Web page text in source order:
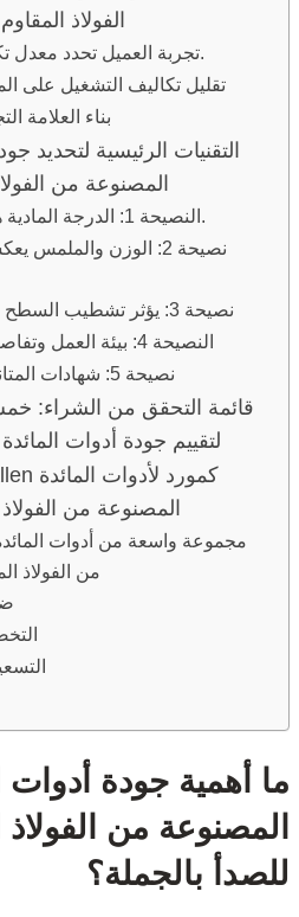
الفولاذ المقاوم
تقليل تكاليف التشغيل على المدى
بناء العلامة
التقنيات الرئيسية لتحديد جودة
المصنوعة من الفولاذ
نصيحة 2: الوزن والملمس
نصيحة 3: يؤثر تشطيب السطح على الجودة
النصيحة 4: بيئة العمل وتفاصيل التصميم
نصيحة 5: شهادات المتانة والسلامة
قائمة التحقق من الشراء: خمس
لتقييم جودة أدوات المائدة
المصنوعة من الفولاذ
مجموعة واسعة من أدوات المائدة
من الفولاذ
ضمان
التخصيص
التسعير
جودة أدوات
من الفولاذ
بالجملة؟